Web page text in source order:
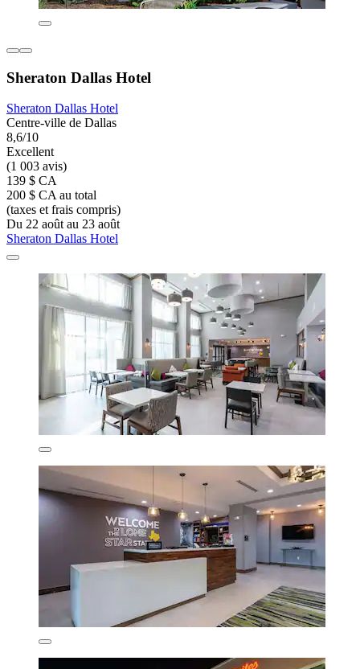
Sheraton Dallas Hotel
Sheraton Dallas Hotel
Centre-ville de Dallas
8,6/10
Excellent
(1 003 avis)
139 $ CA
200 $ CA au total
(taxes et frais compris)
Du 22 août au 23 août
Sheraton Dallas Hotel